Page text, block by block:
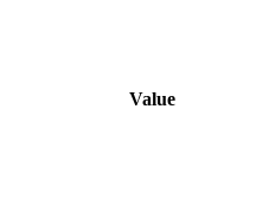
Value